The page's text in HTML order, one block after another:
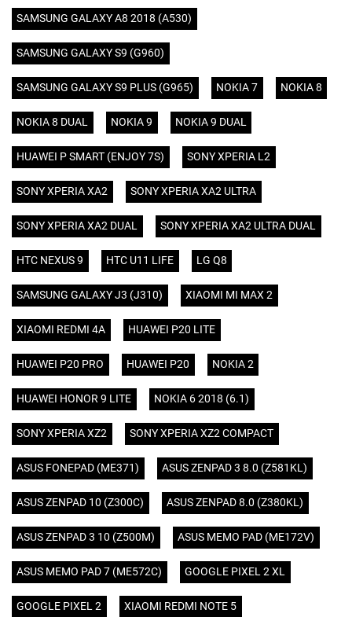
SAMSUNG GALAXY A8 2018 (A530)
SAMSUNG GALAXY S9 (G960)
SAMSUNG GALAXY S9 PLUS (G965) NOKIA 7 NOKIA 8
NOKIA 8 DUAL NOKIA 9 NOKIA 9 DUAL
HUAWEI P SMART (ENJOY 7S) SONY XPERIA L2
SONY XPERIA XA2 SONY XPERIA XA2 ULTRA
SONY XPERIA XA2 DUAL SONY XPERIA XA2 ULTRA DUAL
HTC NEXUS 9 HTC U11 LIFE LG Q8
SAMSUNG GALAXY J3 (J310) XIAOMI MI MAX 2
XIAOMI REDMI 4A HUAWEI P20 LITE
HUAWEI P20 PRO HUAWEI P20 NOKIA 2
HUAWEI HONOR 9 LITE NOKIA 6 2018 (6.1)
SONY XPERIA XZ2 SONY XPERIA XZ2 COMPACT
ASUS FONEPAD (ME371) ASUS ZENPAD 3 8.0 (Z581KL)
ASUS ZENPAD 10 (Z300C) ASUS ZENPAD 8.0 (Z380KL)
ASUS ZENPAD 3 10 (Z500M) ASUS MEMO PAD (ME172V)
ASUS MEMO PAD 7 (ME572C) GOOGLE PIXEL 2 XL
GOOGLE PIXEL 2 XIAOMI REDMI NOTE 5